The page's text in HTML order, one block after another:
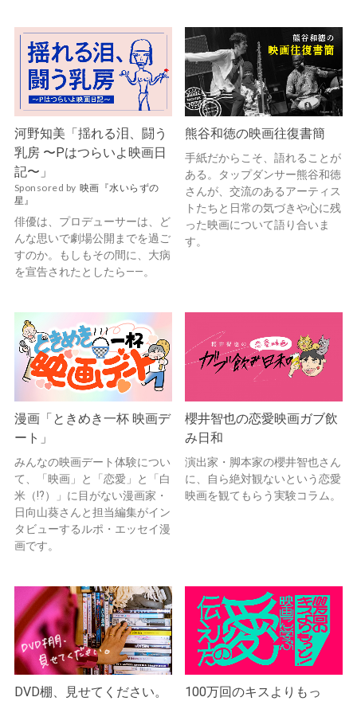
河野知美「揺れる泪、闘う
乳房 〜Pはつらいよ映画日
記〜」
Sponsored by 映画『水いらずの
星』
俳優は、プロデューサーは、ど
んな思いで劇場公開までを過ご
すのか。もしもその間に、大病
を宣告されたとしたら——。
熊谷和徳の映画往復書簡
手紙だからこそ、語れることが
ある。タップダンサー熊谷和徳
さんが、交流のあるアーティス
トたちと日常の気づきや心に残
った映画について語り合いま
す。
漫画「ときめき一杯 映画デ
ート」
みんなの映画デート体験につい
て、「映画」と「恋愛」と「白
米（!?）」に目がない漫画家・
日向山葵さんと担当編集がイン
タビューするルポ・エッセイ漫
画です。
櫻井智也の恋愛映画ガブ飲
み日和
演出家・脚本家の櫻井智也さん
に、自ら絶対観ないという恋愛
映画を観てもらう実験コラム。
DVD棚、見せてください。
100万回のキスよりもっ